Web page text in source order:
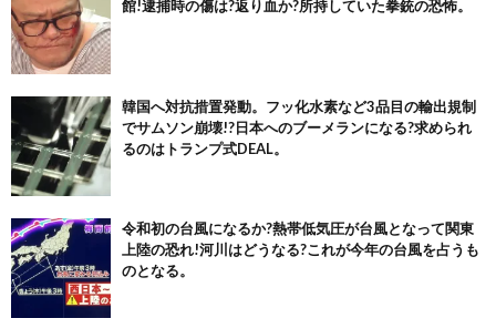
館!逮捕時の傷は?返り血か?所持していた拳銃の恐怖。
韓国へ対抗措置発動。フッ化水素など3品目の輸出規制
でサムソン崩壊!?日本へのブーメランになる?求められ
るのはトランプ式DEAL。
令和初の台風になるか?熱帯低気圧が台風となって関東
上陸の恐れ!河川はどうなる?これが今年の台風を占うも
のとなる。